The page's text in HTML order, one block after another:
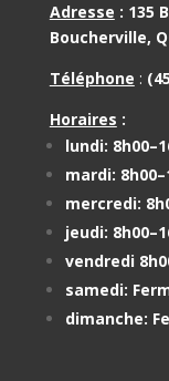
Adresse : 135
Boucherville,
Téléphone :
Horaires :
lundi:
mardi:
mercredi:
jeudi:
vendredi
samedi:
dimanche: